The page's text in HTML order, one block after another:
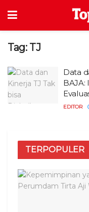
Tag: TJ
Data
BAJA:
EDITOR
TERPOPULER